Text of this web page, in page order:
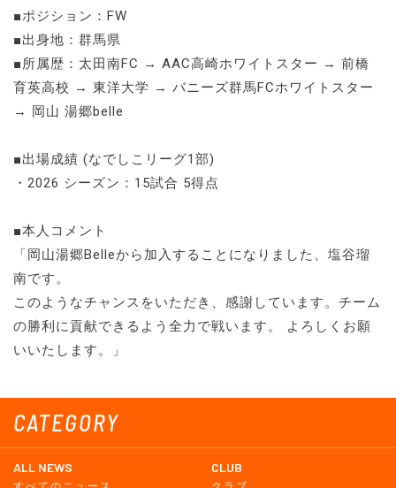
CATEGORY
ALL NEWS CLUB
■ポジション：FW
■出身地：群馬県
■所属歴：太田南FC → AAC高崎ホワイトスター → 前橋
育英高校 → 東洋大学 → バニーズ群馬FCホワイトスター
→ 岡山 湯郷belle
■出場成績 (なでしこリーグ1部)
・2026 シーズン：15試合 5得点
■本人コメント
「岡山湯郷Belleから加入することになりました、塩谷瑠
南です。
このようなチャンスをいただき、感謝しています。チーム
の勝利に貢献できるよう全力で戦います。 よろしくお願
いいたします。」